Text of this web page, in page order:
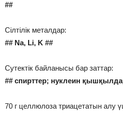
##
Сілтілік металдар:
## Na, Li, K ##
Cутектік байланысы бар заттар:
## спирттер; нуклеин
70 г целлюлоза триацетатын алу